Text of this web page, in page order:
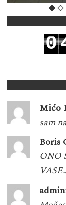
0
Mićo
sam
Boris
ONO